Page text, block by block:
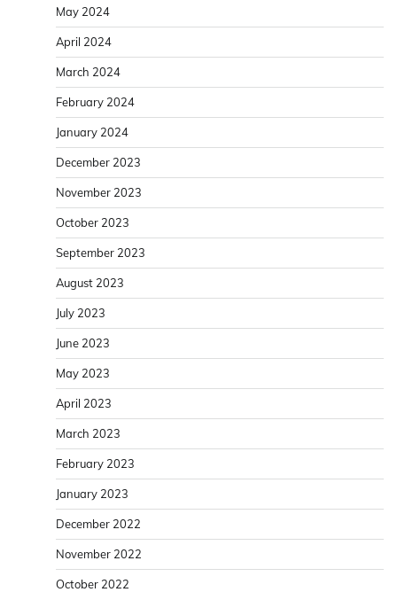
May 2024
April 2024
March 2024
February 2024
January 2024
December 2023
November 2023
October 2023
September 2023
August 2023
July 2023
June 2023
May 2023
April 2023
March 2023
February 2023
January 2023
December 2022
November 2022
October 2022